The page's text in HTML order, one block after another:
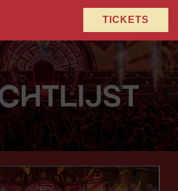
TICKETS